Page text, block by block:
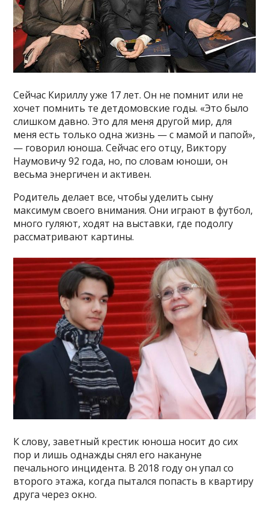
Сейчас Кириллу уже 17 лет. Он не помнит или не
хочет помнить те детдомовские годы. «Это было
слишком давно. Это для меня другой мир, для
меня есть только одна жизнь — с мамой и папой»,
— говорил юноша. Сейчас его отцу, Виктору
Наумовичу 92 года, но, по словам юноши, он
весьма энергичен и активен.
Родитель делает все, чтобы уделить сыну
максимум своего внимания. Они играют в футбол,
много гуляют, ходят на выставки, где подолгу
рассматривают картины.
К слову, заветный крестик юноша носит до сих
пор и лишь однажды снял его накануне
печального инцидента. В 2018 году он упал со
второго этажа, когда пытался попасть в квартиру
друга через окно.